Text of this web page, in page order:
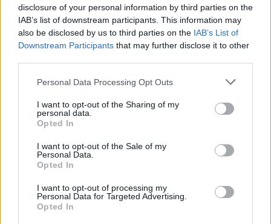
disclosure of your personal information by third parties on the
IAB’s list of downstream participants. This information may
also be disclosed by us to third parties on the IAB’s List of
Downstream Participants that may further disclose it to other
Personal Data Processing Opt Outs
I want to opt-out of the Sharing of my
personal data.
Opted In
I want to opt-out of the Sale of my
Personal Data.
Opted In
I want to opt-out of processing my
Personal Data for Targeted Advertising.
Opted In
Comença el repte de la permanència per a
Gerard Zaragoza amb el Panserraïkos
abril 11, 2026
DEIXA UNA RESPOSTA